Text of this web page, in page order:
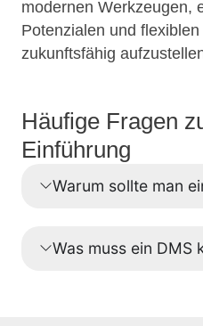
modernen Werkzeugen,
Potenzialen und
zukunftsfähig
Häufige Fragen
Einführung
Warum sollte man
Was muss ein DMS